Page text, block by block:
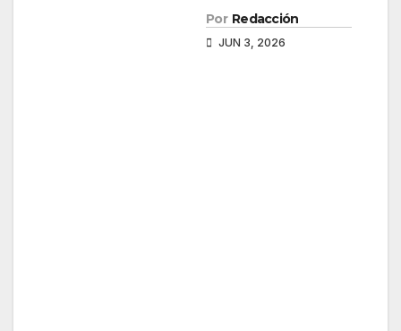
Por Redacción
JUN 3, 2026